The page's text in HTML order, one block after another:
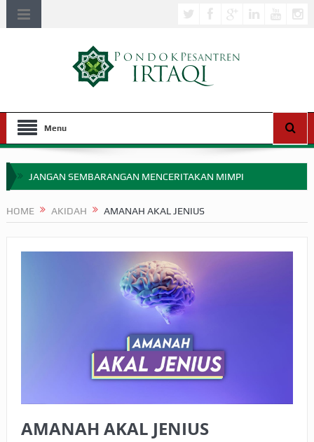
Menu
JANGAN SEMBARANGAN MENCERITAKAN MIMPI
SEBELUM TIBA SAAT WAJIB?
HAKIKAT NIKMAT DI DUNIA!
BAGAIMANA CARA MEMBAYAR ZAKAT UANG?
UANG HARAM BISA MENJADI HALAL JIKA SEBAB
HOME AKIDAH AMANAH AKAL JENIUS
AMANAH AKAL JENIUS